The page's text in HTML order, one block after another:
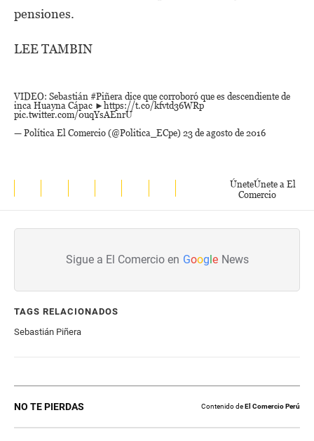
pensiones.
LEE TAMBIN
VIDEO: Sebastián #Piñera dice que corroboró que es descendiente de
inca Huayna Cápac ► https://t.co/kfvtd36WRp
pic.twitter.com/0uqYsAEnrU
— Política El Comercio (@Politica_ECpe) 23 de agosto de 2016
ÚneteÚnete a El
Comercio
Sigue a El Comercio en Google News
TAGS RELACIONADOS
Sebastián Piñera
NO TE PIERDAS Contenido deEl Comercio Perú